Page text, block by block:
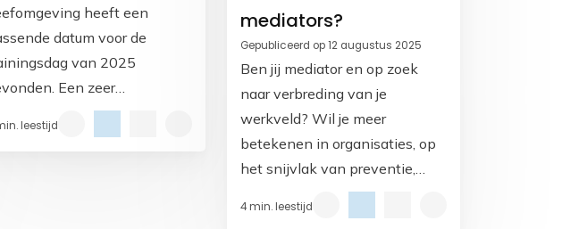
heeft een
datum voor de
van 2025
Een zeer
trainer en een
programma-idee.
leestijd
mediators?
Gepubliceerd op 12 augustus 2025
Ben jij mediator en op zoek
naar verbreding van je
werkveld? Wil je meer
betekenen in organisaties, op
het snijvlak van preventie,
bemiddeling en vertrouwen?
Lees dan verder.
4 min. leestijd